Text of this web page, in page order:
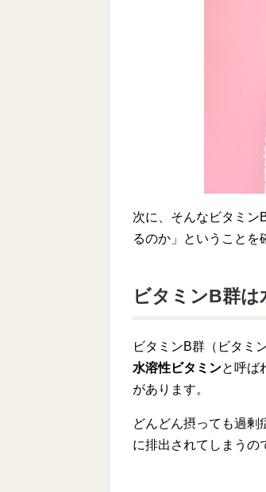
次に、そんなビタミン
るのか」ということを
ビタミンB群は
ビタミンB群（ビタミ
水溶性ビタミンと呼ば
があります。
どんどん摂っても過剰
に排出されてしまうの